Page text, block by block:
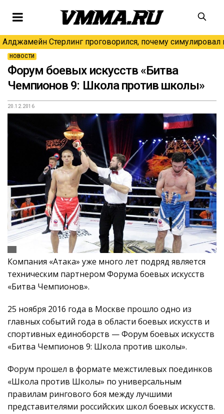
Алджамейн Стерлинг проговорился, почему симулировал
НОВОСТИ
Форум боевых искусств «Битва
Чемпионов 9: Школа против школы»
20.12.2016
Компания «Атака» уже много лет подряд является
техническим партнером Форума боевых искусств
«Битва Чемпионов».
25 ноября 2016 года в Москве прошло одно из
главных событий года в области боевых искусств и
спортивных единоборств — Форум боевых искусств
«Битва Чемпионов 9: Школа против школы».
Форум прошел в формате межстилевых поединков
«Школа против Школы» по универсальным
правилам рингового боя между лучшими
представителями российских школ боевых искусств.